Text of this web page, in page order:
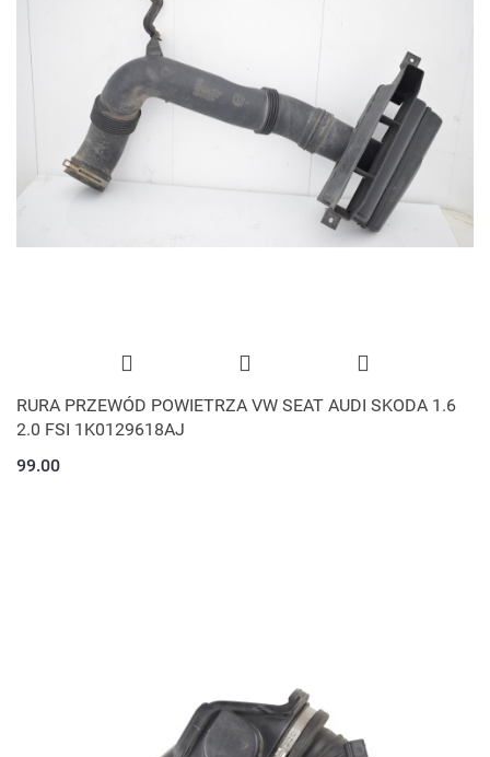
RURA PRZEWÓD POWIETRZA VW SEAT AUDI SKODA 1.6
2.0 FSI 1K0129618AJ
99.00